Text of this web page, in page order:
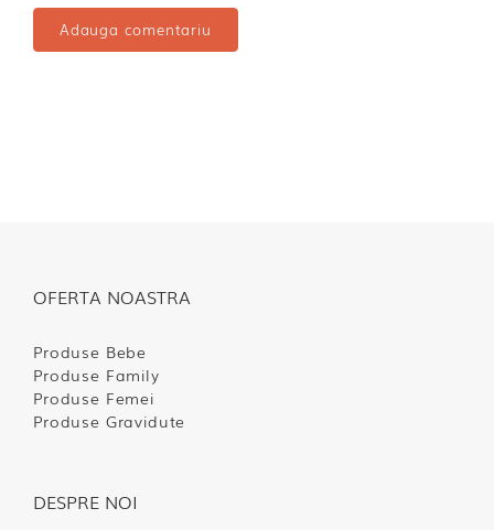
OFERTA NOASTRA
Produse Bebe
Produse Family
Produse Femei
Produse Gravidute
DESPRE NOI